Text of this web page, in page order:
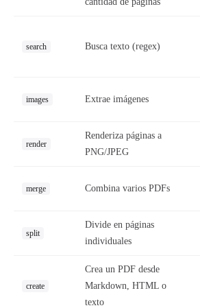
search Busca texto (regex)
images Extrae imágenes
render
Renderiza páginas a
PNG/JPEG
merge Combina varios PDFs
split
Divide en páginas
individuales
create
Crea un PDF desde
Markdown, HTML o
texto